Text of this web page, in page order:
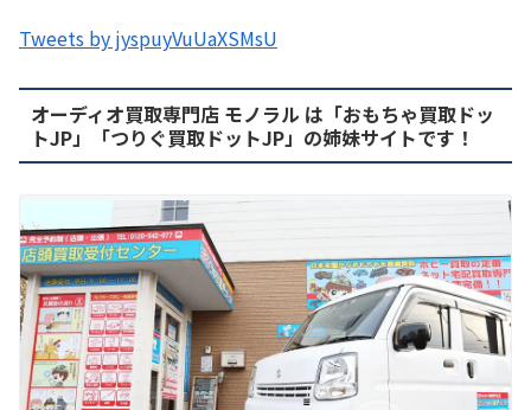
Tweets by jyspuyVuUaXSMsU
オーディオ買取専門店 モノラル は「おもちゃ買取ドッ
トJP」「つりぐ買取ドットJP」の姉妹サイトです！